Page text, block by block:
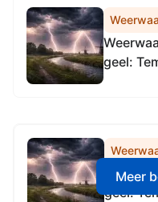
door
geel:
geel:
Meer